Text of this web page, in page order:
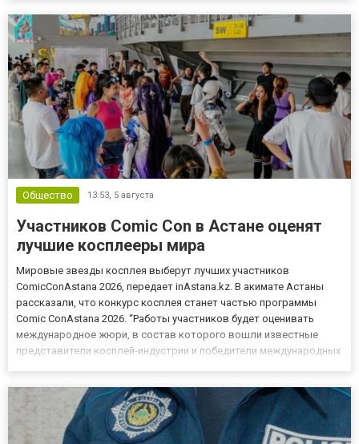
ок...
Общество 13:53, 5 августа
Участников Comic Con в Астане оценят
лучшие косплееры мира
Мировые звезды косплея выберут лучших участников
ComicConAstana 2026, передает inAstana.kz. В акимате Астаны
рассказали, что конкурс косплея станет частью программы
Comic ConAstana 2026. “Работы участников будет оценивать
международное жюри, в состав которого вошли известные
представители косплей-индустрии и победители международных